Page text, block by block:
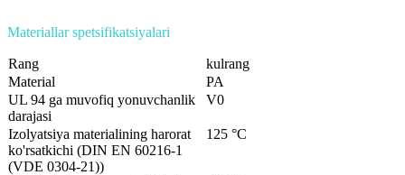
Materiallar spetsifikatsiyalari
Rang
kulrang
Material
PA
UL 94 ga muvofiq yonuvchanlik
darajasi
V0
Izolyatsiya materialining harorat
ko'rsatkichi (DIN EN 60216-1
(VDE 0304-21))
125 °C